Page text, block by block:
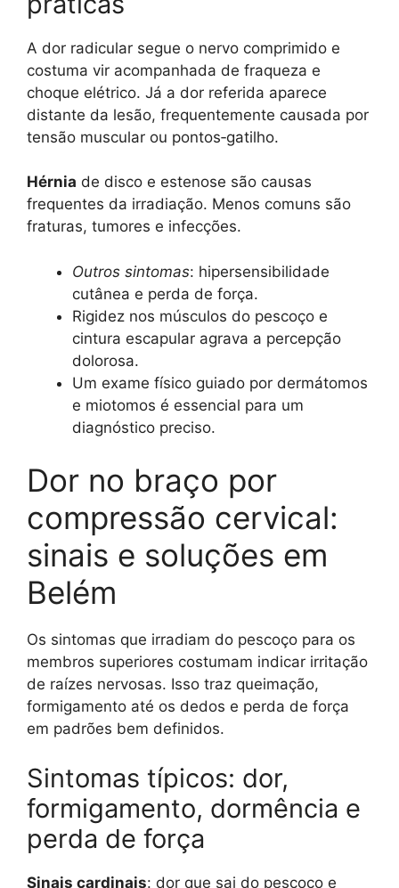
A dor radicular segue o nervo comprimido e
costuma vir acompanhada de fraqueza e
choque elétrico. Já a dor referida aparece
distante da lesão, frequentemente causada por
tensão muscular ou pontos‑gatilho.
Hérnia de disco e estenose são causas
frequentes da irradiação. Menos comuns são
fraturas, tumores e infecções.
Outros sintomas: hipersensibilidade
cutânea e perda de força.
Rigidez nos músculos do pescoço e
cintura escapular agrava a percepção
dolorosa.
Um exame físico guiado por dermátomos
e miotomos é essencial para um
diagnóstico preciso.
Dor no braço por
compressão cervical:
sinais e soluções em
Belém
Os sintomas que irradiam do pescoço para os
membros superiores costumam indicar irritação
de raízes nervosas. Isso traz queimação,
formigamento até os dedos e perda de força
em padrões bem definidos.
Sintomas típicos: dor,
formigamento, dormência e
perda de força
Sinais cardinais: dor que sai do pescoço e